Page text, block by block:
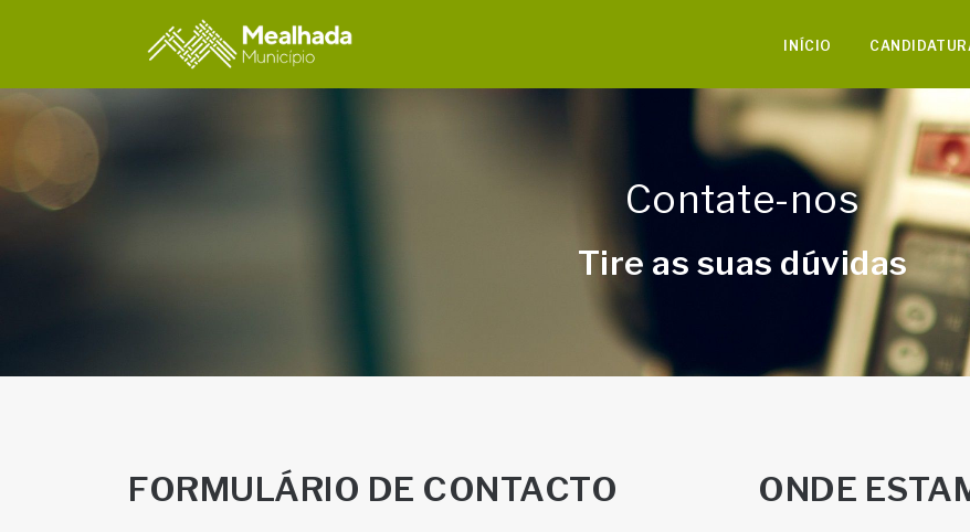
INÍCIO
Contate-nos
Tire as suas dúvidas
FORMULÁRIO DE CONTACTO ONDE